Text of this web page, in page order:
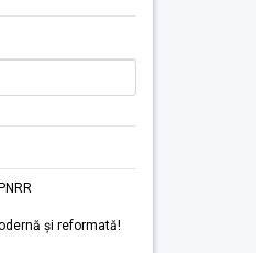
și reformată!